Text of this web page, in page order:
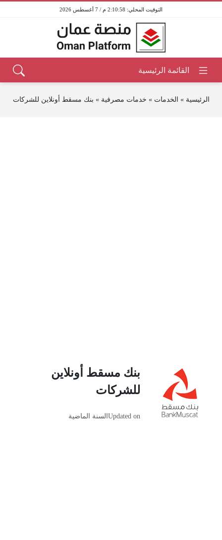
2:10:58 م / 7 أغسطس 2026
الرئيسية » الخدمات » خدمات مصرفية » بنك مسقط أونلاين للشركات
بنك مسقط أونلاين
للشركات
Updated on السنة الماضية